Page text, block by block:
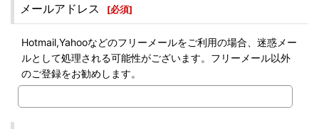
メールアドレス [必須]
Hotmail,Yahooなどのフリーメールをご利用の場合、迷惑メー
ルとして処理される可能性がございます。フリーメール以外
のご登録をお勧めします。